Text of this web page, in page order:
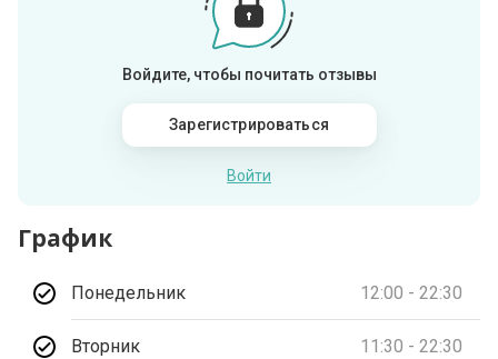
Войдите, чтобы почитать отзывы
Зарегистрироваться
Войти
График
Понедельник 12:00 - 22:30
Вторник 11:30 - 22:30